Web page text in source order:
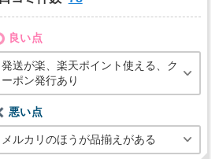
良い点
発送が楽、楽天ポイント使える、ク
ーポン発行あり
悪い点
メルカリのほうが品揃えがある